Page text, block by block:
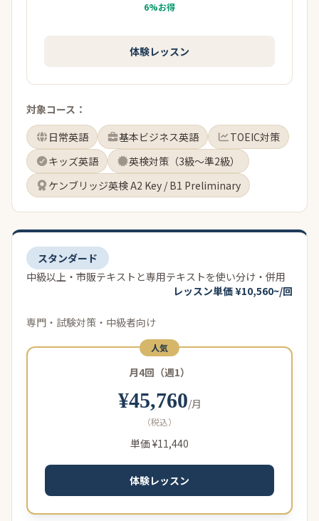
6%お得
体験レッスン
対象コース：
日常英語
基本ビジネス英語
TOEIC対策
キッズ英語
英検対策（3級〜準2級）
ケンブリッジ英検 A2 Key / B1 Preliminary
スタンダード
中級以上・市販テキストと専用テキストを使い分け・併用
レッスン単価 ¥10,560~/回
専門・試験対策・中級者向け
人気
月4回（週1）
¥45,760/月
（税込）
単価 ¥11,440
体験レッスン